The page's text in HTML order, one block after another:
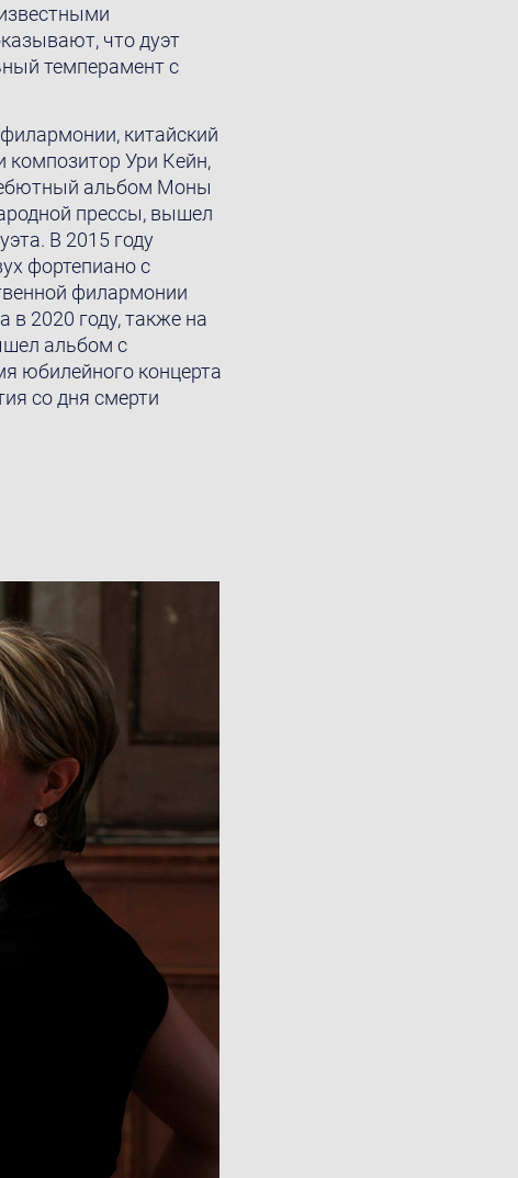
что дуэт
темперамент с
китайский
композитор Ури Кейн,
альбом Моны
прессы, вышел
В 2015 году
фортепиано с
филармонии
в 2020 году, также на
альбом с
юбилейного концерта
со дня смерти